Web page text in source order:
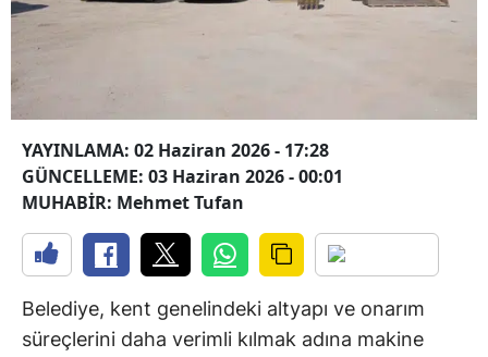
YAYINLAMA: 02 Haziran 2026 - 17:28
GÜNCELLEME: 03 Haziran 2026 - 00:01
MUHABİR: Mehmet Tufan
Belediye, kent genelindeki altyapı ve onarım
süreçlerini daha verimli kılmak adına makine